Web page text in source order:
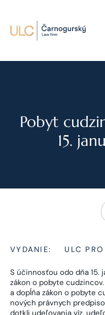
Pobyt
15.
VYDANIE: ULC
S účinnosťou odo dňa 15.
zákon o pobyte
a dopĺňa zákon o pobyte
nových právnych